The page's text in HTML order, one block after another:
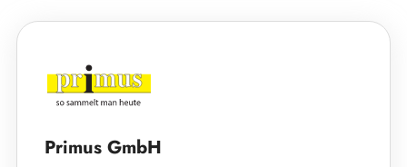
Primus GmbH